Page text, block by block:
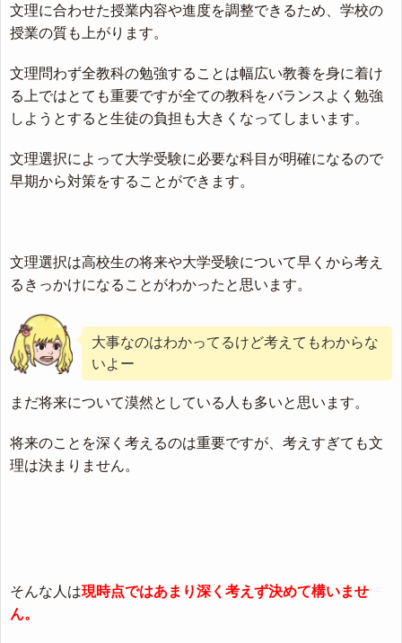
文理に合わせた授業内容や進度を調整できるため、学校の
授業の質も上がります。
文理問わず全教科の勉強することは幅広い教養を身に着け
る上ではとても重要ですが全ての教科をバランスよく勉強
しようとすると生徒の負担も大きくなってしまいます。
文理選択によって大学受験に必要な科目が明確になるので
早期から対策をすることができます。
文理選択は高校生の将来や大学受験について早くから考え
るきっかけになることがわかったと思います。
大事なのはわかってるけど考えてもわからな
いよー
まだ将来について漠然としている人も多いと思います。
将来のことを深く考えるのは重要ですが、考えすぎても文
理は決まりません。
そんな人は現時点ではあまり深く考えず決めて構いませ
ん。